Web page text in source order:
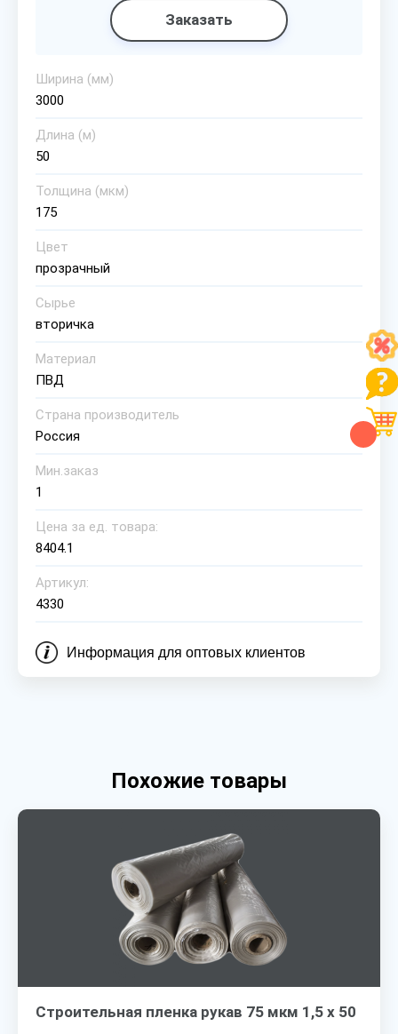
Заказать
Ширина (мм)
3000
Длина (м)
50
Толщина (мкм)
175
Цвет
прозрачный
Сырье
вторичка
Материал
ПВД
Страна производитель
Россия
Мин.заказ
1
Цена за ед. товара:
8404.1
Артикул:
4330
Информация для оптовых клиентов
Похожие товары
Строительная пленка рукав 75 мкм 1,5 х 50